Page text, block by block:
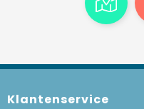
Klantenservice